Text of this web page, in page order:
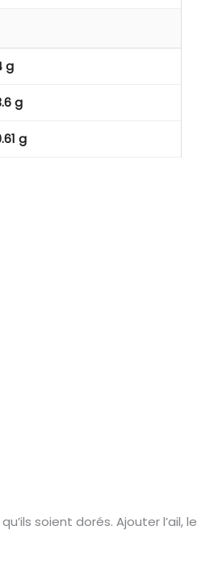
g
g
g
soient dorés. Ajouter l’ail, le